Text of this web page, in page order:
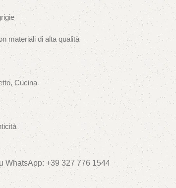
materiali di alta qualità
Cucina
WhatsApp: +39 327 776 1544